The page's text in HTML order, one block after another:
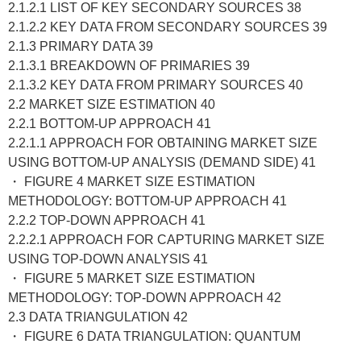
2.1.2.1 LIST OF KEY SECONDARY SOURCES 38
2.1.2.2 KEY DATA FROM SECONDARY SOURCES 39
2.1.3 PRIMARY DATA 39
2.1.3.1 BREAKDOWN OF PRIMARIES 39
2.1.3.2 KEY DATA FROM PRIMARY SOURCES 40
2.2 MARKET SIZE ESTIMATION 40
2.2.1 BOTTOM-UP APPROACH 41
2.2.1.1 APPROACH FOR OBTAINING MARKET SIZE
USING BOTTOM-UP ANALYSIS (DEMAND SIDE) 41
・ FIGURE 4 MARKET SIZE ESTIMATION
METHODOLOGY: BOTTOM-UP APPROACH 41
2.2.2 TOP-DOWN APPROACH 41
2.2.2.1 APPROACH FOR CAPTURING MARKET SIZE
USING TOP-DOWN ANALYSIS 41
・ FIGURE 5 MARKET SIZE ESTIMATION
METHODOLOGY: TOP-DOWN APPROACH 42
2.3 DATA TRIANGULATION 42
・ FIGURE 6 DATA TRIANGULATION: QUANTUM